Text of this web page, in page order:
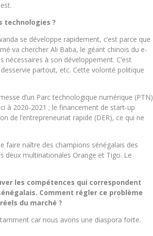
technologies ?
se développe rapidement, c’est parce que
va chercher Ali Baba, le géant chinois du e-
à son développement. C’est
partout, etc. Cette volonté politique
d’un Parc technologique numérique (PTN)
à 2020-2021 ; le financement de start-up
de l’entrepreneuriat rapide (DER), ce qui ne
faire naître des champions sénégalais des
deux multinationales Orange et Tigo. Le
les compétences qui correspondent
Comment régler ce problème
du marché ?
car nous avons une diaspora forte.